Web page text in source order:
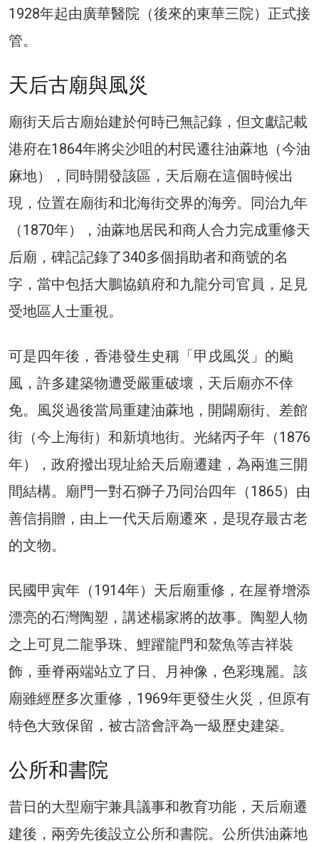
1928年起由廣華醫院（後來的東華三院）正式接
管。
天后古廟與風災
廟街天后古廟始建於何時已無記錄，但文獻記載
港府在1864年將尖沙咀的村民遷往油蔴地（今油
麻地），同時開發該區，天后廟在這個時候出
現，位置在廟街和北海街交界的海旁。同治九年
（1870年），油蔴地居民和商人合力完成重修天
后廟，碑記記錄了340多個捐助者和商號的名
字，當中包括大鵬協鎮府和九龍分司官員，足見
受地區人士重視。
可是四年後，香港發生史稱「甲戌風災」的颱
風，許多建築物遭受嚴重破壞，天后廟亦不倖
免。風災過後當局重建油蔴地，開闢廟街、差館
街（今上海街）和新填地街。光緒丙子年（1876
年），政府撥出現址給天后廟遷建，為兩進三開
間結構。廟門一對石獅子乃同治四年（1865）由
善信捐贈，由上一代天后廟遷來，是現存最古老
的文物。
民國甲寅年（1914年）天后廟重修，在屋脊增添
漂亮的石灣陶塑，講述楊家將的故事。陶塑人物
之上可見二龍爭珠、鯉躍龍門和鰲魚等吉祥裝
飾，垂脊兩端站立了日、月神像，色彩瑰麗。該
廟雖經歷多次重修，1969年更發生火災，但原有
特色大致保留，被古諮會評為一級歷史建築。
公所和書院
昔日的大型廟宇兼具議事和教育功能，天后廟遷
建後，兩旁先後設立公所和書院。公所供油蔴地